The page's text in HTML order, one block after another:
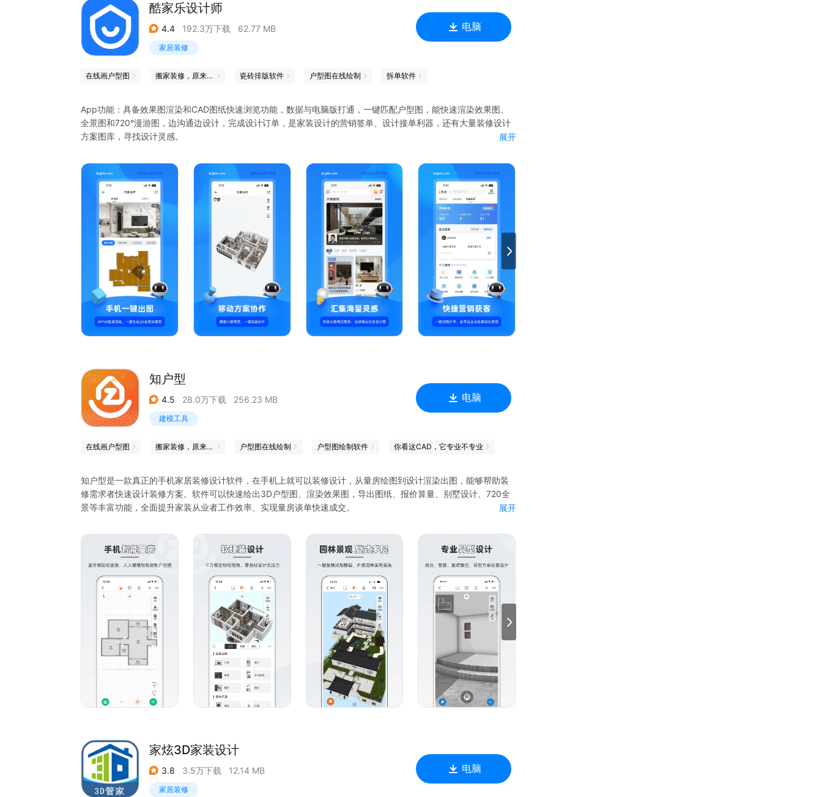
【装修质检服务】为业主节约时间，把关质量和材料正品，提供专业“质检报告”。
【家居建材商城】品牌家具建材供应商入驻，在土巴兔和业主团购家居建材省钱更省心。
【平台保障 先装修后支付】尾款可在竣工30天后付款，双方争议不下，平台公正判断。
家家具材料供应商，业务覆盖国内300多个城市，累计登记业主需求4100多万。
*2020年获得中国建筑装饰协会颁发的（云设计系统-图满意）科学技术奖；
*2020年获得中国互联网协会颁发的2018-2020年中国互联网行业公益奖。
官方网站： www.tubatu.com
官方微博：土巴兔装修
官方公众号：土巴兔装修APP(@to8to282)
酷家乐设计师
4.4 192.3万下载 62.77 MB
家居装修
电脑
在线画户型图 搬家装修，原来也可以这么省心 瓷砖排版软件 户型图在线绘制 拆单软件
App功能：具备效果图渲染和CAD图纸快速浏览功能，数据与电脑版打通，一键匹配户型图，能快速渲染效果图、
全景图和720°漫游图，边沟通边设计，完成设计订单，是家装设计的营销签单、设计接单利器，还有大量装修设计
方案图库，寻找设计灵感。
App说明：
【装修效果图】App内支持极速渲染，一键生成3D全景漫游效果图。
【家具模型】200万模型任你收藏，设计更尽兴！App内支持家具模型替换
【设计培训】视频教程，快速自学室内设计技能
【灵感图库】VR家装方案每天更新，3d全景漫游效果图，全球精选软装设计图，激发设计灵感
【行业大咖】大咖设计师，和你一对一交流心得
【个人主页】随时随地展示自己的设计主页和作品
【设计师的本地选品平台】一次合作千家品牌 ，助力设计轻松落地
【CAD手机看图】CAD看图，适用于工程建筑、施工、现场测绘、装饰装修，随时随地通过微信、QQ进行CAD图纸
联系我们
展开
知户型
4.5 28.0万下载 256.23 MB
建模工具
电脑
在线画户型图 搬家装修，原来也可以这么省心 户型图在线绘制 户型图绘制软件 你看这CAD，它专业不专业
知户型是一款真正的手机家居装修设计软件，在手机上就可以装修设计，从量房绘图到设计渲染出图，能够帮助装
修需求者快速设计装修方案。软件可以快速绘出3D户型图、渲染效果图，导出图纸、报价算量、别墅设计、720全
景等丰富功能，全面提升家装从业者工作效率、实现量房谈单快速成交。
为什么要使用知户型？
【手机智能量房】：测距仪蓝牙链接，精准量房，快速绘出3D户型图。
【手机完成设计】：软硬装千万模型构件任意布置设计，家居室内设计、全屋定制、橱衣柜定制、别墅工装等设计
一网打尽。
【导出专业图纸】：导出全套CAD图纸、效果图、立面图、彩平图、手绘图、鸟瞰图等，无缝对接时下主流设计软
件，实现快速高效办公。
【720全景效果图】：迅速生成VR全景效果链接，沉浸式感受装修后效果，VR漫游谈单，营销签单利器。
【多层楼绘制】：手机移动端多层设计功能，快速实现多层住宅、别墅绘制出图，让设计更简单。
【联系我们】
如果在使用过程中有任何问题，请联系我们
微信公众号：知户型
微博：知户型
客服热线：4006-520-510
展开
家炫3D家装设计
3.8 3.5万下载 12.14 MB
家居装修
电脑